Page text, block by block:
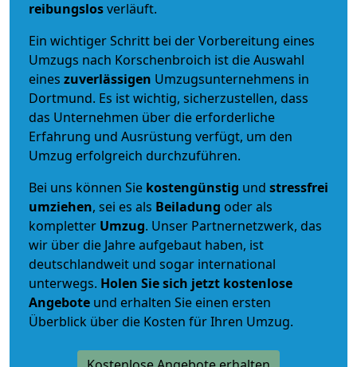
reibungslosverläuft.
Ein wichtiger Schritt bei der Vorbereitung eines
Umzugs nach Korschenbroich ist die Auswahl
eines zuverlässigen Umzugsunternehmens in
Dortmund. Es ist wichtig, sicherzustellen, dass
das Unternehmen über die erforderliche
Erfahrung und Ausrüstung verfügt, um den
Umzug erfolgreich durchzuführen.
Bei uns können Sie kostengünstig und stressfrei
umziehen, sei es als Beiladung oder als
kompletter Umzug. Unser Partnernetzwerk, das
wir über die Jahre aufgebaut haben, ist
deutschlandweit und sogar international
unterwegs. Holen Sie sich jetzt kostenlose
Angebote und erhalten Sie einen ersten
Überblick über die Kosten für Ihren Umzug.